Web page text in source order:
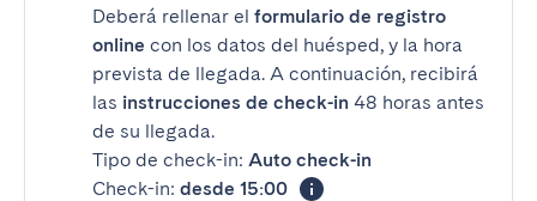
Deberá rellenar el formulario de registro
online con los datos del huésped, y la hora
prevista de llegada. A continuación, recibirá
las instrucciones de check-in 48 horas antes
de su llegada.
Tipo de check-in: Auto check-in
Check-in: desde 15:00